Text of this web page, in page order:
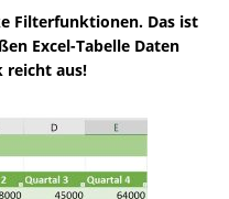
Filterfunktionen. Das ist
Excel-Tabelle Daten
reicht aus!